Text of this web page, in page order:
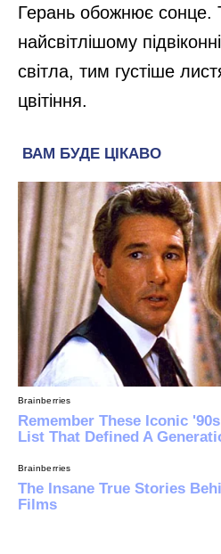
Герань обожнює сонце.
найсвітлішому
світла, тим густіше
цвітіння.